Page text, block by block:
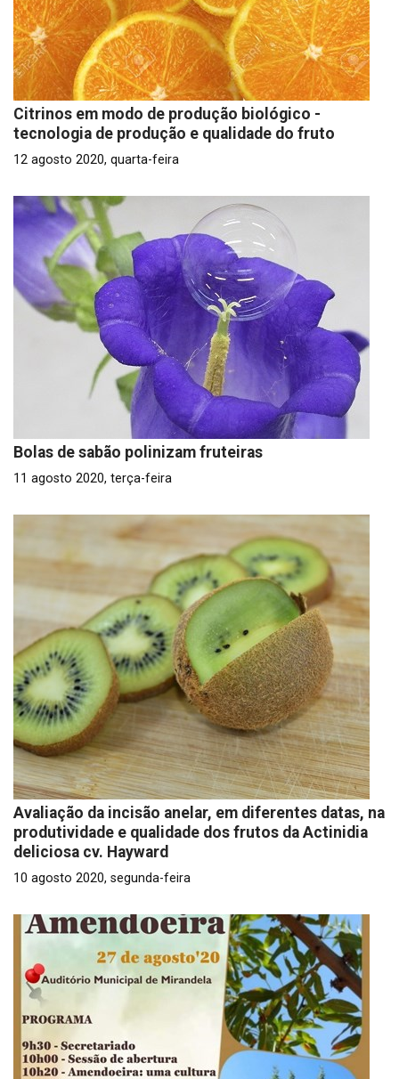
Citrinos em modo de produção biológico -
tecnologia de produção e qualidade do fruto
12 agosto 2020, quarta-feira
Bolas de sabão polinizam fruteiras
11 agosto 2020, terça-feira
Avaliação da incisão anelar, em diferentes datas, na
produtividade e qualidade dos frutos da Actinidia
deliciosa cv. Hayward
10 agosto 2020, segunda-feira